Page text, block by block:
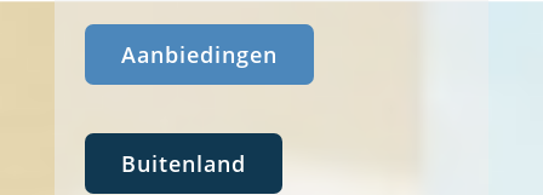
Aanbiedingen
Buitenland